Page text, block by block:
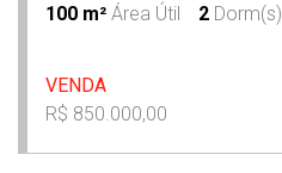
100 m² Área Útil 2 Dorm(s)
VENDA
R$ 850.000,00